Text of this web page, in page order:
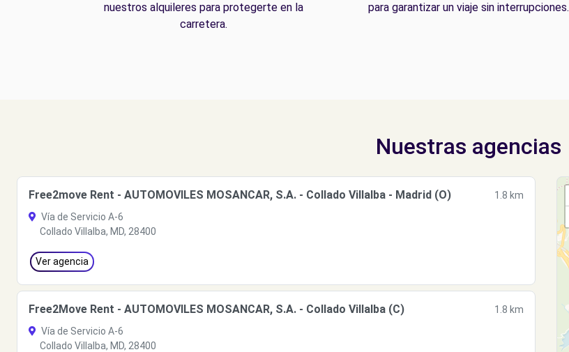
nuestros alquileres para protegerte en la
carretera.
para garantizar un viaje sin interrupciones.
Nuestras agencias
Free2move Rent - AUTOMOVILES MOSANCAR, S.A. - Collado Villalba - Madrid (O)
1.8 km
Vía de Servicio A-6
Collado Villalba, MD, 28400
Ver agencia
Free2Move Rent - AUTOMOVILES MOSANCAR, S.A. - Collado Villalba (C)
1.8 km
Vía de Servicio A-6
Collado Villalba, MD, 28400